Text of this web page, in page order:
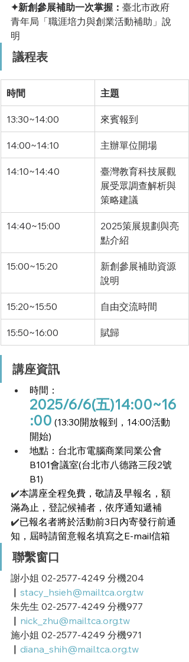
✦新創參展補助一次掌握： 臺北市政府
青年局「職涯培力與創業活動補助」說
明
議程表
時間 主題
13:30~14:00 來賓報到
14:00~14:10 主辦單位開場
14:10~14:40
臺灣教育科技展觀
展受眾調查解析與
策略建議
14:40~15:00
2025策展規劃與亮
點介紹
15:00~15:20
新創參展補助資源
說明
15:20~15:50 自由交流時間
15:50~16:00 賦歸
講座資訊
時間：
2025/6/6(五)14:00~16
:00 (13:30開放報到，14:00活動
開始)
地點：台北市電腦商業同業公會
B101會議室(台北市八德路三段2號
B1)
✔️本講座全程免費，敬請及早報名，額
滿為止，登記候補者，依序通知遞補
✔️已報名者將於活動前3日內寄發行前通
知，屆時請留意報名填寫之E-mail信箱
聯繫窗口
謝小姐 02-2577-4249 分機204
▏ stacy_hsieh@mail.tca.org.tw
朱先生 02-2577-4249 分機977
▏ nick_zhu@mail.tca.org.tw
施小姐 02-2577-4249 分機971
▏ diana_shih@mail.tca.org.tw